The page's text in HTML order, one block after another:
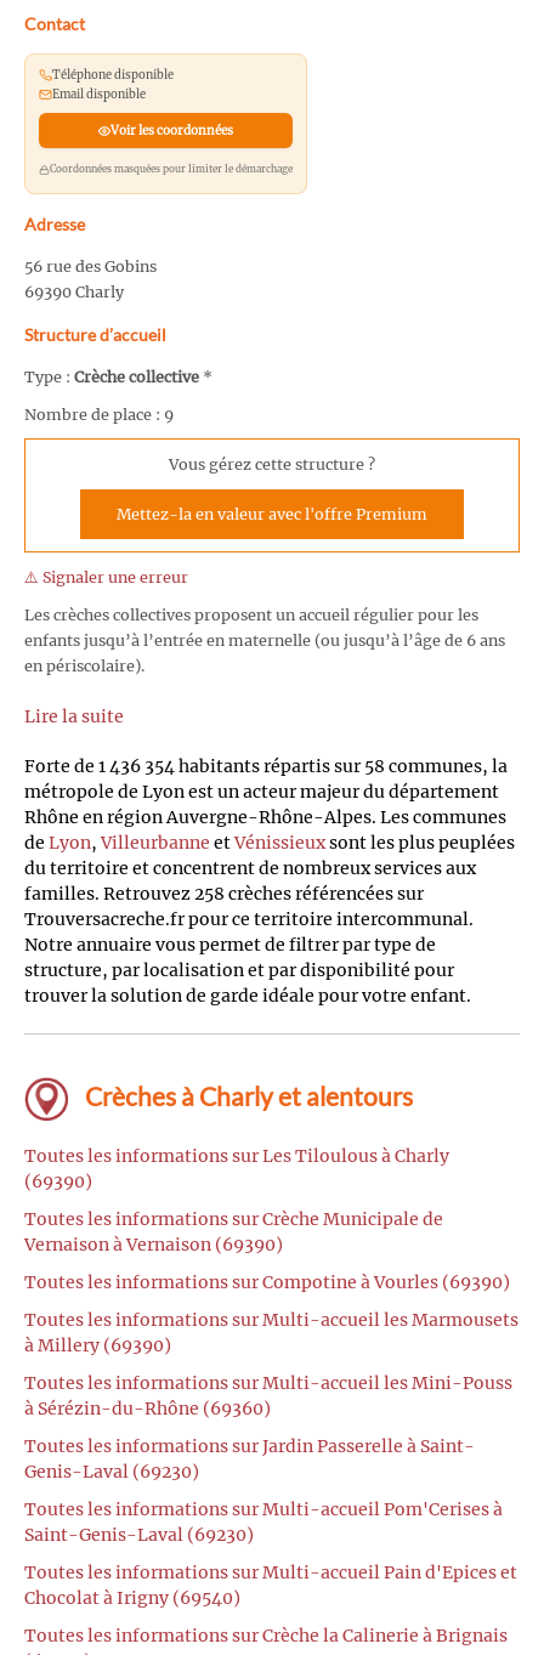
Contact
Téléphone disponible
Email disponible
Voir les coordonnées
Coordonnées masquées pour limiter le démarchage
Adresse
56 rue des Gobins
69390 Charly
Structure d’accueil
Type : Crèche collective *
Nombre de place : 9
Vous gérez cette structure ?
Mettez-la en valeur avec l'offre Premium
⚠️ Signaler une erreur
Les crèches collectives proposent un accueil régulier pour les
enfants jusqu’à l’entrée en maternelle (ou jusqu’à l’âge de 6 ans
en périscolaire).
Lire la suite
Forte de 1 436 354 habitants répartis sur 58 communes, la
métropole de Lyon est un acteur majeur du département
Rhône en région Auvergne-Rhône-Alpes. Les communes
de Lyon,Villeurbanne etVénissieuxsont les plus peuplées
du territoire et concentrent de nombreux services aux
familles. Retrouvez 258 crèches référencées sur
Trouversacreche.fr pour ce territoire intercommunal.
Notre annuaire vous permet de filtrer par type de
structure, par localisation et par disponibilité pour
trouver la solution de garde idéale pour votre enfant.
Crèches à Charly et alentours
Toutes les informations sur Les Tiloulous à Charly
(69390)
Toutes les informations sur Crèche Municipale de
Vernaison à Vernaison (69390)
Toutes les informations sur Compotine à Vourles (69390)
Toutes les informations sur Multi-accueil les Marmousets
à Millery (69390)
Toutes les informations sur Multi-accueil les Mini-Pouss
à Sérézin-du-Rhône (69360)
Toutes les informations sur Jardin Passerelle à Saint-
Genis-Laval (69230)
Toutes les informations sur Multi-accueil Pom'Cerises à
Saint-Genis-Laval (69230)
Toutes les informations sur Multi-accueil Pain d'Epices et
Chocolat à Irigny (69540)
Toutes les informations sur Crèche la Calinerie à Brignais